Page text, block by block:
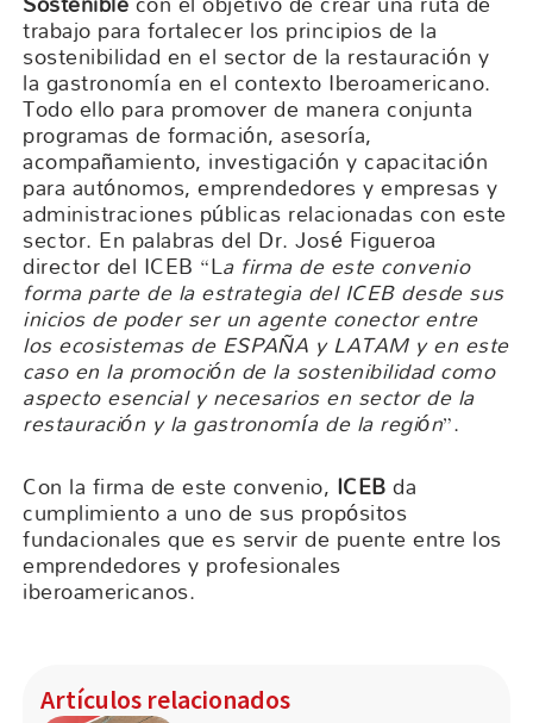
trabajo para fortalecer los principios de la
sostenibilidad en el sector de la restauración y
la gastronomía en el contexto Iberoamericano.
Todo ello para promover de manera conjunta
programas de formación, asesoría,
acompañamiento, investigación y capacitación
para autónomos, emprendedores y empresas y
administraciones públicas relacionadas con este
sector. En palabras del Dr. José Figueroa
director del ICEB “La firma de este convenio
forma parte de la estrategia del ICEB desde sus
inicios de poder ser un agente conector entre
los ecosistemas de ESPAÑA y LATAM y en este
caso en la promoción de la sostenibilidad como
aspecto esencial y necesarios en sector de la
restauración y la gastronomíade la región”.
Con la firma de este convenio, ICEBda
cumplimiento a uno de sus propósitos
fundacionales que es servir de puente entre los
emprendedores y profesionales
iberoamericanos.
Artículos relacionados